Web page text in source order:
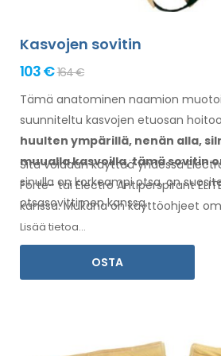
Kasvojen sovitin
103 €164 €
Tämä anatominen naamion
suunniteltu kasvojen etuosan
huulten ympärillä, nenän alla,
muuallakasvoilla, tämä sovitin
sinulla on korkeampi otsa, on
otsasovittimen kanssa.
Sitä voidaan käyttää yhdessä
Forte- tai Electro Antiperspirant
kanssa. Mukana onkäyttöohjeet
Lisää tietoa...
OSTA